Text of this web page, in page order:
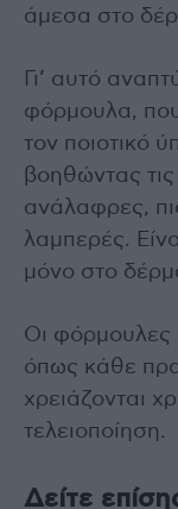
άμεσα στο
Γι’ αυτό
φόρμουλα,
τον ποιοτικό
βοηθώντας
ανάλαφρες,
λαμπερές.
μόνο στο
Οι φόρμουλες
όπως κάθε
χρειάζονται
τελειοποίηση.
Δείτε